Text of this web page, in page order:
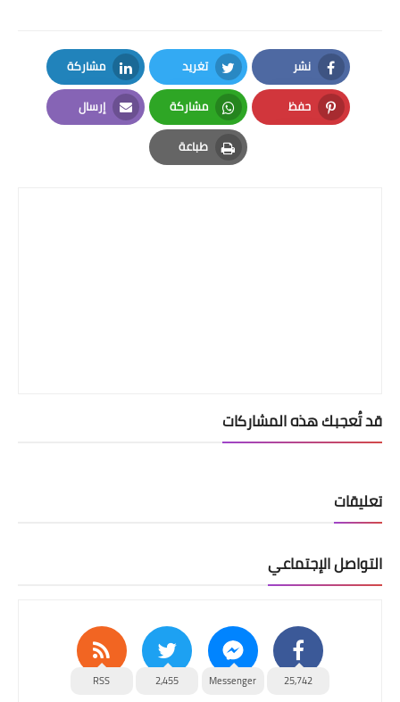
نشر
Facebook
تغريد
Twitter
مشاركة
LinkedIn
حفظ
Pinterest
مشاركة
Whatsapp
إرسال
Email
طباعة
Print
قد تُعجبك هذه المشاركات
تعليقات
التواصل الإجتماعي
25,742
Messenger
2,455
RSS